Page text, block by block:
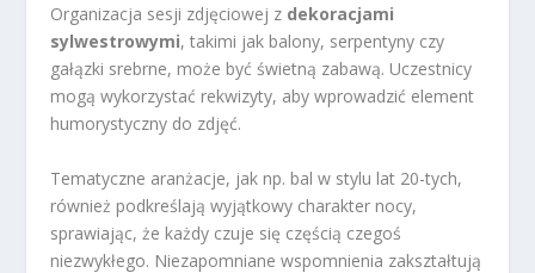
Organizacja sesji zdjęciowej z dekoracjami
sylwestrowymi, takimi jak balony, serpentyny czy
gałązki srebrne, może być świetną zabawą. Uczestnicy
mogą wykorzystać rekwizyty, aby wprowadzić element
humorystyczny do zdjęć.
Tematyczne aranżacje, jak np. bal w stylu lat 20-tych,
również podkreślają wyjątkowy charakter nocy,
sprawiając, że każdy czuje się częścią czegoś
niezwykłego. Niezapomniane wspomnienia zakształtują